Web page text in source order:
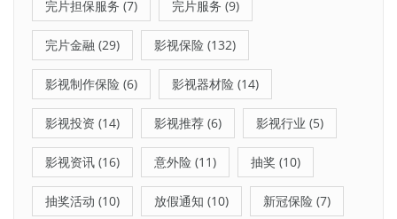
完片担保服务 (7) 完片服务 (9)
完片金融 (29) 影视保险 (132)
影视制作保险 (6) 影视器材险 (14)
影视投资 (14) 影视推荐 (6) 影视行业 (5)
影视资讯 (16) 意外险 (11) 抽奖 (10)
抽奖活动 (10) 放假通知 (10) 新冠保险 (7)